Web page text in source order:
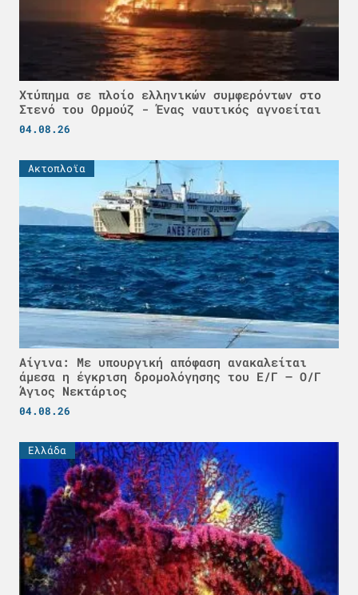
Χτύπημα σε πλοίο ελληνικών συμφερόντων στο
Στενό του Ορμούζ - Ένας ναυτικός αγνοείται
04.08.26
Ακτοπλοϊα
Αίγινα: Με υπουργική απόφαση ανακαλείται
άμεσα η έγκριση δρομολόγησης του Ε/Γ – Ο/Γ
Άγιος Νεκτάριος
04.08.26
Ελλάδα